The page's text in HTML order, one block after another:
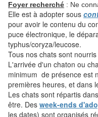
Foyer recherché : Ne
Elle est à adopter sous
pour avoir le contenu du
puce électronique, le
typhus/coryza/leucose.
Tous nos chats sont
L'arrivée d'un chaton ou
minimum de présence est
premières heures, et dans
Les chats sont répartis
être. Des week-ends
les dates) sont organisés